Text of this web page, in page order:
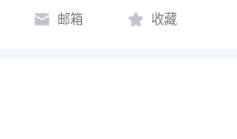
邮箱 收藏